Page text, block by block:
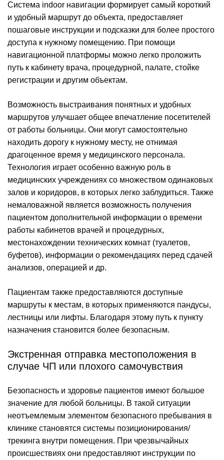
Система indoor навигации формирует самый короткий
и удобный маршрут до объекта, предоставляет
пошаговые инструкции и подсказки для более простого
доступа к нужному помещению. При помощи
навигационной платформы можно легко проложить
путь к кабинету врача, процедурной, палате, стойке
регистрации и другим объектам.
Возможность выстраивания понятных и удобных
маршрутов улучшает общее впечатление посетителей
от работы больницы. Они могут самостоятельно
находить дорогу к нужному месту, не отнимая
драгоценное время у медицинского персонала.
Технология играет особенно важную роль в
медицинских учреждениях со множеством одинаковых
залов и коридоров, в которых легко заблудиться. Также
немаловажной является возможность получения
пациентом дополнительной информации о времени
работы кабинетов врачей и процедурных,
местонахождении технических комнат (туалетов,
буфетов), информации о рекомендациях перед сдачей
анализов, операцией и др.
Пациентам также предоставляются доступные
маршруты к местам, в которых применяются пандусы,
лестницы или лифты. Благодаря этому путь к пункту
назначения становится более безопасным.
Экстренная отправка местоположения в
случае ЧП или плохого самочувствия
Безопасность и здоровье пациентов имеют большое
значение для любой больницы. В такой ситуации
неотъемлемым элементом безопасного пребывания в
клинике становятся системы позиционирования/
трекинга внутри помещения. При чрезвычайных
происшествиях они предоставляют инструкции по